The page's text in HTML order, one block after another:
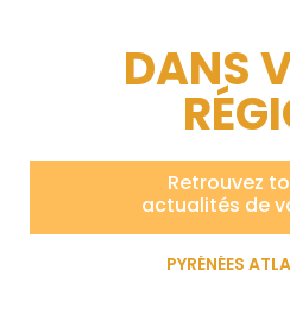
DANS
Retrouvez
actualités de
PYRÉNÉES